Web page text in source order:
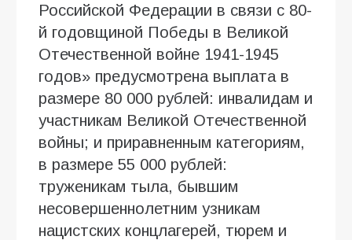
Российской Федерации в связи с 80-
й годовщиной Победы в Великой
Отечественной войне 1941-1945
годов» предусмотрена выплата в
размере 80 000 рублей: инвалидам и
участникам Великой Отечественной
войны; и приравненным категориям,
в размере 55 000 рублей:
труженикам тыла, бывшим
несовершеннолетним узникам
нацистских концлагерей, тюрем и